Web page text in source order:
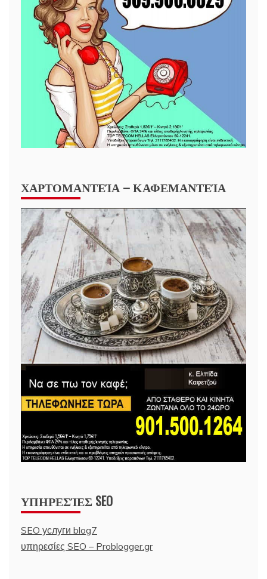
ΧΑΡΤΟΜΑΝΤΕΊΑ – ΚΑΦΕΜΑΝΤΕΊΑ
ΥΠΗΡΕΣΊΕΣ SEO
SEO услуги blog7
υπηρεσίες SEO – Problogger.gr